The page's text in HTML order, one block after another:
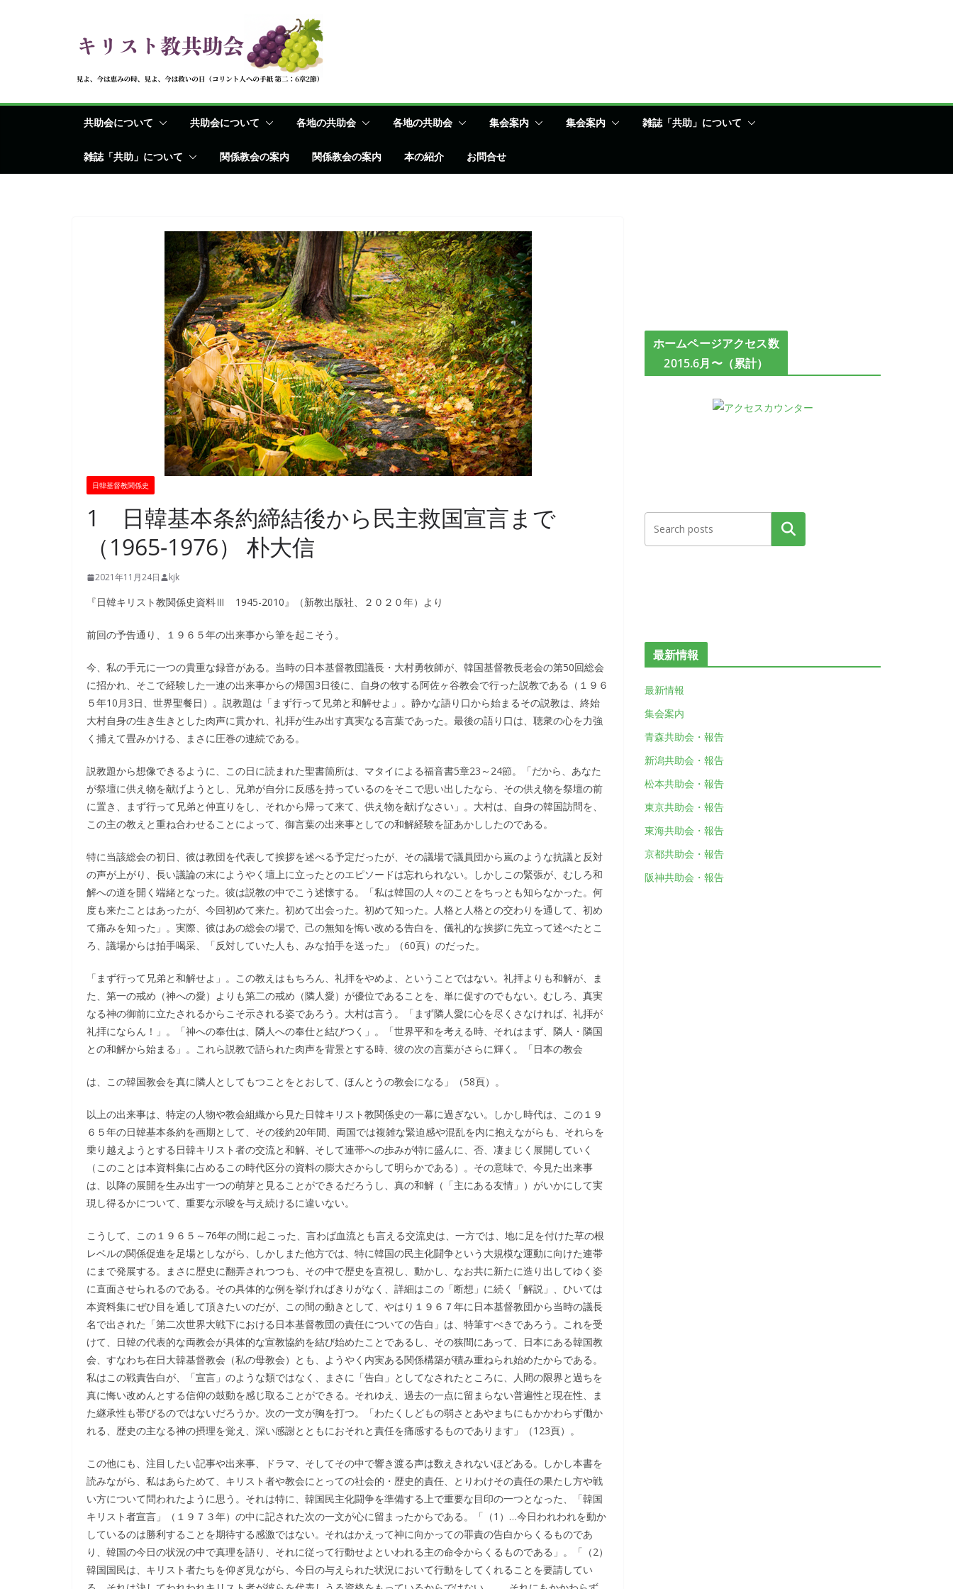
へ
共助会について 共助会について 各地の共助会 各地の共助会 集会案内 集会案内 雑誌「共助」について
雑誌「共助」について 関係教会の案内 関係教会の案内 本の紹介 お問合せ
日韓基督教関係史
1 日韓基本条約締結後から民主救国宣言まで
（1965-1976） 朴大信
2021年11月24日 kjk
『日韓キリスト教関係史資料Ⅲ 1945-2010』（新教出版社、２０２０年）より
前回の予告通り、１９６５年の出来事から筆を起こそう。
今、私の手元に一つの貴重な録音がある。当時の日本基督教団議長・大村勇牧師が、韓国基督教長老会の第50回総会
に招かれ、そこで経験した一連の出来事からの帰国3日後に、自身の牧する阿佐ヶ谷教会で行った説教である（１９６
５年10月3日、世界聖餐日）。説教題は「まず行って兄弟と和解せよ」。静かな語り口から始まるその説教は、終始
大村自身の生き生きとした肉声に貫かれ、礼拝が生み出す真実なる言葉であった。最後の語り口は、聴衆の心を力強
く捕えて畳みかける、まさに圧巻の連続である。
説教題から想像できるように、この日に読まれた聖書箇所は、マタイによる福音書5章23～24節。「だから、あなた
が祭壇に供え物を献げようとし、兄弟が自分に反感を持っているのをそこで思い出したなら、その供え物を祭壇の前
に置き、まず行って兄弟と仲直りをし、それから帰って来て、供え物を献げなさい」。大村は、自身の韓国訪問を、
この主の教えと重ね合わせることによって、御言葉の出来事としての和解経験を証あかししたのである。
特に当該総会の初日、彼は教団を代表して挨拶を述べる予定だったが、その議場で議員団から嵐のような抗議と反対
の声が上がり、長い議論の末にようやく壇上に立ったとのエピソードは忘れられない。しかしこの緊張が、むしろ和
解への道を開く端緒となった。彼は説教の中でこう述懐する。「私は韓国の人々のことをちっとも知らなかった。何
度も来たことはあったが、今回初めて来た。初めて出会った。初めて知った。人格と人格との交わりを通して、初め
て痛みを知った」。実際、彼はあの総会の場で、己の無知を悔い改める告白を、儀礼的な挨拶に先立って述べたとこ
ろ、議場からは拍手喝采、「反対していた人も、みな拍手を送った」（60頁）のだった。
「まず行って兄弟と和解せよ」。この教えはもちろん、礼拝をやめよ、ということではない。礼拝よりも和解が、ま
た、第一の戒め（神への愛）よりも第二の戒め（隣人愛）が優位であることを、単に促すのでもない。むしろ、真実
なる神の御前に立たされるからこそ示される姿であろう。大村は言う。「まず隣人愛に心を尽くさなければ、礼拝が
礼拝にならん！」。「神への奉仕は、隣人への奉仕と結びつく」。「世界平和を考える時、それはまず、隣人・隣国
との和解から始まる」。これら説教で語られた肉声を背景とする時、彼の次の言葉がさらに輝く。「日本の教会
は、この韓国教会を真に隣人としてもつことをとおして、ほんとうの教会になる」（58頁）。
以上の出来事は、特定の人物や教会組織から見た日韓キリスト教関係史の一幕に過ぎない。しかし時代は、この１９
６５年の日韓基本条約を画期として、その後約20年間、両国では複雑な緊迫感や混乱を内に抱えながらも、それらを
乗り越えようとする日韓キリスト者の交流と和解、そして連帯への歩みが特に盛んに、否、凄まじく展開していく
（このことは本資料集に占めるこの時代区分の資料の膨大さからして明らかである）。その意味で、今見た出来事
は、以降の展開を生み出す一つの萌芽と見ることができるだろうし、真の和解（「主にある友情」）がいかにして実
現し得るかについて、重要な示唆を与え続けるに違いない。
こうして、この１９６５～76年の間に起こった、言わば血流とも言える交流史は、一方では、地に足を付けた草の根
レベルの関係促進を足場としながら、しかしまた他方では、特に韓国の民主化闘争という大規模な運動に向けた連帯
にまで発展する。まさに歴史に翻弄されつつも、その中で歴史を直視し、動かし、なお共に新たに造り出してゆく姿
に直面させられるのである。その具体的な例を挙げればきりがなく、詳細はこの「断想」に続く「解説」、ひいては
本資料集にぜひ目を通して頂きたいのだが、この間の動きとして、やはり１９６７年に日本基督教団から当時の議長
名で出された「第二次世界大戦下における日本基督教団の責任についての告白」は、特筆すべきであろう。これを受
けて、日韓の代表的な両教会が具体的な宣教協約を結び始めたことであるし、その狭間にあって、日本にある韓国教
会、すなわち在日大韓基督教会（私の母教会）とも、ようやく内実ある関係構築が積み重ねられ始めたからである。
私はこの戦責告白が、「宣言」のような類ではなく、まさに「告白」としてなされたところに、人間の限界と過ちを
真に悔い改めんとする信仰の鼓動を感じ取ることができる。それゆえ、過去の一点に留まらない普遍性と現在性、ま
た継承性も帯びるのではないだろうか。次の一文が胸を打つ。「わたくしどもの弱さとあやまちにもかかわらず働か
れる、歴史の主なる神の摂理を覚え、深い感謝とともにおそれと責任を痛感するものであります」（123頁）。
この他にも、注目したい記事や出来事、ドラマ、そしてその中で響き渡る声は数えきれないほどある。しかし本書を
読みながら、私はあらためて、キリスト者や教会にとっての社会的・歴史的責任、とりわけその責任の果たし方や戦
い方について問われたように思う。それは特に、韓国民主化闘争を準備する上で重要な目印の一つとなった、「韓国
キリスト者宣言」（１９７３年）の中に記された次の一文が心に留まったからである。「（1）…今日われわれを動か
しているのは勝利することを期待する感激ではない。それはかえって神に向かっての罪責の告白からくるものであ
り、韓国の今日の状況の中で真理を語り、それに従って行動せよといわれる主の命令からくるものである」。「（2）
韓国国民は、キリスト者たちを仰ぎ見ながら、今日の与えられた状況において行動をしてくれることを要請してい
ホームページアクセス数
2015.6月〜（累計）
検索
最新情報
最新情報
集会案内
青森共助会・報告
新潟共助会・報告
松本共助会・報告
東京共助会・報告
東海共助会・報告
京都共助会・報告
阪神共助会・報告